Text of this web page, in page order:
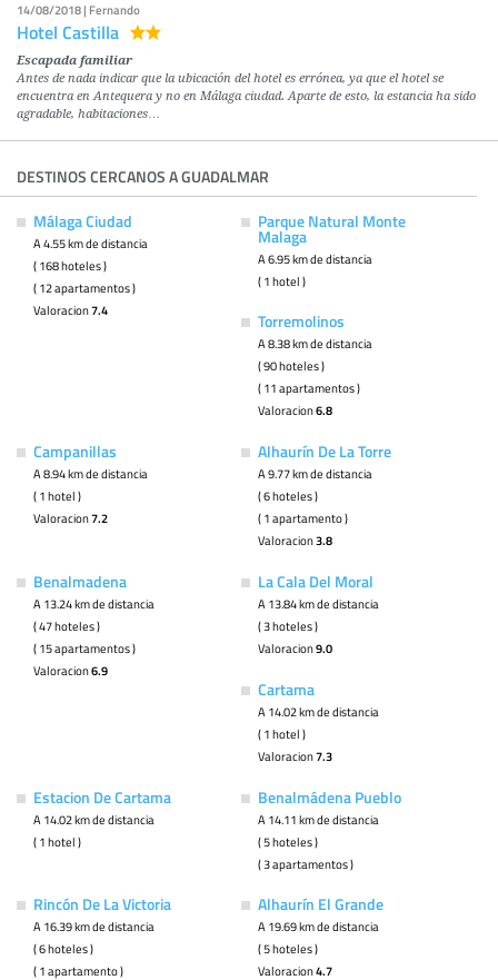
14/08/2018 | Fernando
Hotel Castilla
Escapada familiar
Antes de nada indicar que la ubicación del hotel es errónea, ya que el hotel se
encuentra en Antequera y no en Málaga ciudad. Aparte de esto, la estancia ha sido
agradable, habitaciones…
DESTINOS CERCANOS A GUADALMAR
Málaga Ciudad
A 4.55 km de distancia
( 168 hoteles )
( 12 apartamentos )
Valoracion7.4
Parque Natural Monte
Malaga
A 6.95 km de distancia
( 1 hotel )
Torremolinos
A 8.38 km de distancia
( 90 hoteles )
( 11 apartamentos )
Valoracion6.8
Campanillas
A 8.94 km de distancia
( 1 hotel )
Valoracion7.2
Alhaurín De La Torre
A 9.77 km de distancia
( 6 hoteles )
( 1 apartamento )
Valoracion3.8
Benalmadena
A 13.24 km de distancia
( 47 hoteles )
( 15 apartamentos )
Valoracion6.9
La Cala Del Moral
A 13.84 km de distancia
( 3 hoteles )
Valoracion9.0
Cartama
A 14.02 km de distancia
( 1 hotel )
Valoracion7.3
Estacion De Cartama
A 14.02 km de distancia
( 1 hotel )
Benalmádena Pueblo
A 14.11 km de distancia
( 5 hoteles )
( 3 apartamentos )
Rincón De La Victoria
A 16.39 km de distancia
( 6 hoteles )
( 1 apartamento )
Alhaurín El Grande
A 19.69 km de distancia
( 5 hoteles )
Valoracion4.7